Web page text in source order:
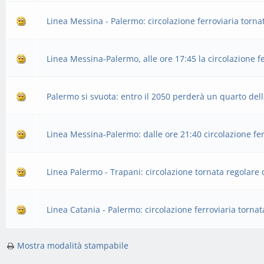
Linea Messina - Palermo: circolazione ferroviaria
Linea Messina-Palermo, alle ore 17:45 la circolazione
Palermo si svuota: entro il 2050 perderà un quarto
Linea Messina-Palermo: dalle ore 21:40 circolazione
Linea Palermo - Trapani: circolazione tornata
Linea Catania - Palermo: circolazione ferroviaria
Mostra modalità stampabile